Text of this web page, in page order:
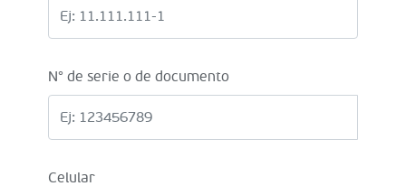
N° de serie o de documento
Celular